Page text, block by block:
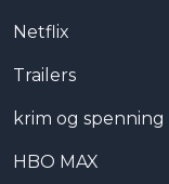
Netflix
Trailers
krim og spenning
HBO MAX